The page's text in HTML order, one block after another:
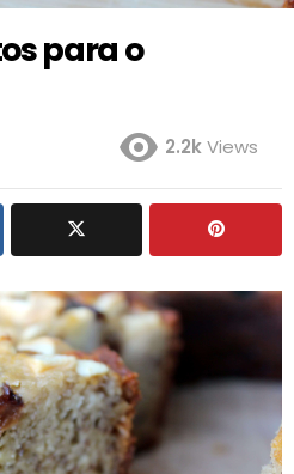
para o
2.2kViews